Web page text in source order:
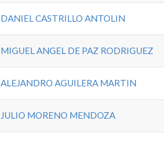
DANIEL CASTRILLO ANTOLIN
MIGUEL ANGEL DE PAZ RODRIGUEZ
ALEJANDRO AGUILERA MARTIN
JULIO MORENO MENDOZA